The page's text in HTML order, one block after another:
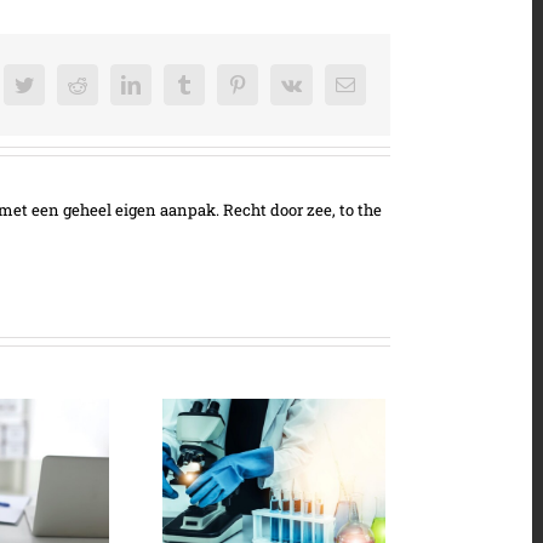
TwitterRedditLinkedInTumblr PinterestVk
E-
een geheel eigen aanpak. Recht door zee, to the